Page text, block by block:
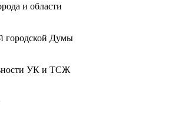
и области
городской Думы
УК и ТСЖ